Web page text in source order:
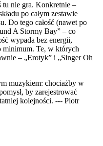
tu nie gra. Konkretnie –
po całym zestawie
Do tego całość (nawet po
A Stormy Bay” – co
wypada bez energii,
minimum. Te, w których
– „Erotyk” i „Singer Oh
muzykiem: chociażby w
by zarejestrować
kolejności. --- Piotr